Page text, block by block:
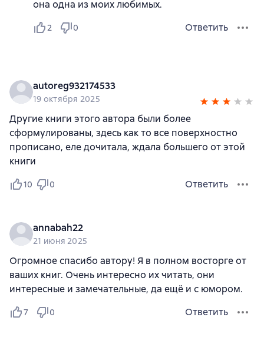
она одна из моих любимых.
2 0 Ответить
autoreg932174533
19 октября 2025
Другие книги этого автора были более
сформулированы, здесь как то все поверхностно
прописано, еле дочитала, ждала большего от этой
книги
10 0 Ответить
annabah22
21 июня 2025
Огромное спасибо автору! Я в полном восторге от
ваших книг. Очень интересно их читать, они
интересные и замечательные, да ещё и с юмором.
7 0 Ответить